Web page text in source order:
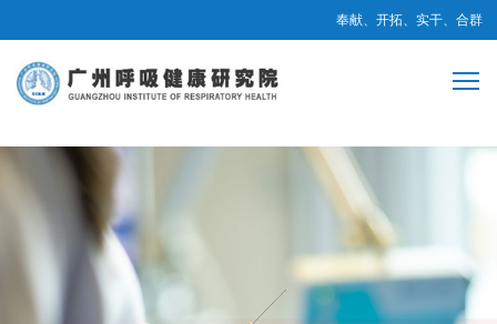
奉献、开拓、实干、合群